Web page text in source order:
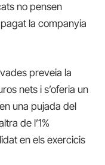
no pensen
la companyia
preveia la
nets i s’oferia un
una pujada del
de l’1%
en els exercicis